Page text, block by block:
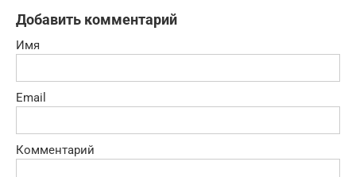
Добавить комментарий
Имя
Email
Комментарий